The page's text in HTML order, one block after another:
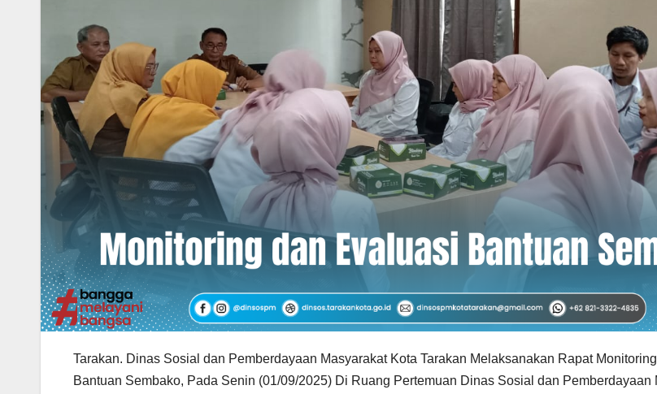
Tarakan. Dinas Sosial dan Pemberdayaan Masyarakat Kota Tarakan Melaksanakan Rapat
Bantuan Sembako, Pada Senin (01/09/2025) Di Ruang Pertemuan Dinas Sosial dan Pemberdayaan